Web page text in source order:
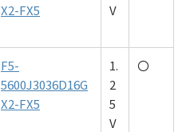
X2-FX5
V
F5-
5600J3036D16G
X2-FX5
1.
2
5
V
〇